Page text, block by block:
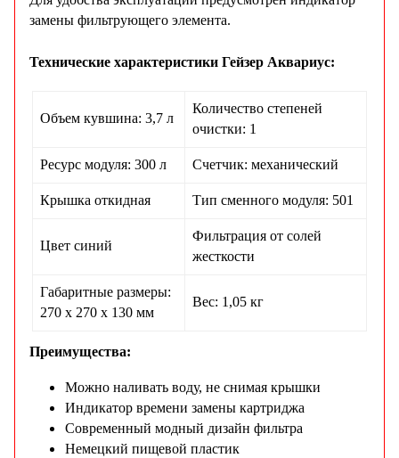
замены фильтрующего элемента.
Технические характеристики Гейзер Аквариус:
Объем кувшина: 3,7 л
Количество степеней
очистки: 1
Ресурс модуля: 300 л Счетчик: механический
Крышка откидная Тип сменного модуля: 501
Цвет синий
Фильтрация от солей
жесткости
Габаритные размеры:
270 х 270 х 130 мм
Вес: 1,05 кг
Преимущества:
Можно наливать воду, не снимая крышки
Индикатор времени замены картриджа
Современный модный дизайн фильтра
Немецкий пищевой пластик